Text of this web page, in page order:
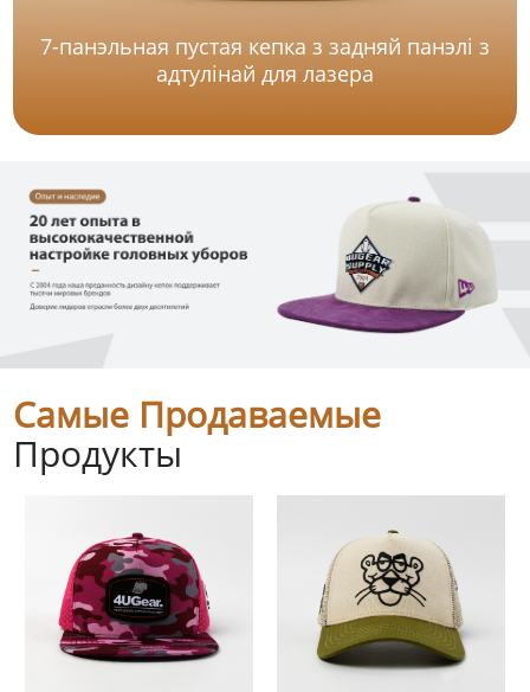
7-панэльная пустая кепка з задняй панэлі з
адтулінай для лазера
Самые Продаваемые
Продукты